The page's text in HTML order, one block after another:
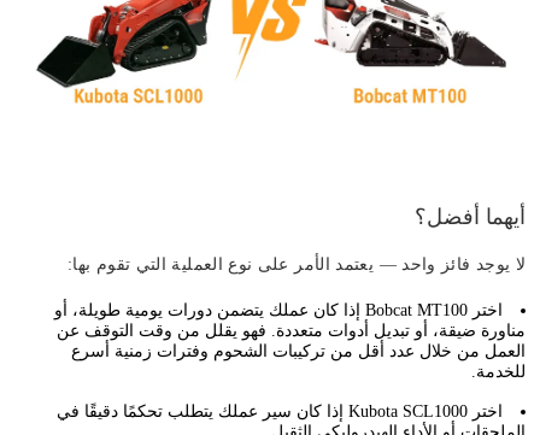
أيهما أفضل؟
لا يوجد فائز واحد — يعتمد الأمر على نوع العملية التي تقوم بها:
اختر Bobcat MT100 إذا كان عملك يتضمن دورات يومية طويلة، أو
مناورة ضيقة، أو تبديل أدوات متعددة. فهو يقلل من وقت التوقف عن
العمل من خلال عدد أقل من تركيبات الشحوم وفترات زمنية أسرع
للخدمة.
اختر Kubota SCL1000 إذا كان سير عملك يتطلب تحكمًا دقيقًا في